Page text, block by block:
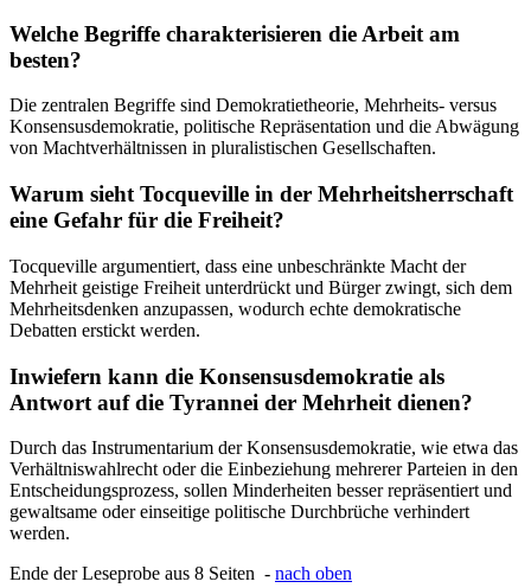
Welche Begriffe charakterisieren die Arbeit am
besten?
Die zentralen Begriffe sind Demokratietheorie, Mehrheits- versus
Konsensusdemokratie, politische Repräsentation und die Abwägung
von Machtverhältnissen in pluralistischen Gesellschaften.
Warum sieht Tocqueville in der Mehrheitsherrschaft
eine Gefahr für die Freiheit?
Tocqueville argumentiert, dass eine unbeschränkte Macht der
Mehrheit geistige Freiheit unterdrückt und Bürger zwingt, sich dem
Mehrheitsdenken anzupassen, wodurch echte demokratische
Debatten erstickt werden.
Inwiefern kann die Konsensusdemokratie als
Antwort auf die Tyrannei der Mehrheit dienen?
Durch das Instrumentarium der Konsensusdemokratie, wie etwa das
Verhältniswahlrecht oder die Einbeziehung mehrerer Parteien in den
Entscheidungsprozess, sollen Minderheiten besser repräsentiert und
gewaltsame oder einseitige politische Durchbrüche verhindert
werden.
Ende der Leseprobe aus 8 Seiten - nach oben